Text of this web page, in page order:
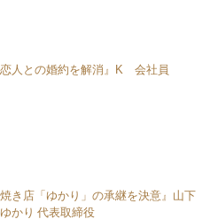
恋人との婚約を解消』K 会社員
焼き店「ゆかり」の承継を決意』山下
かり 代表取締役